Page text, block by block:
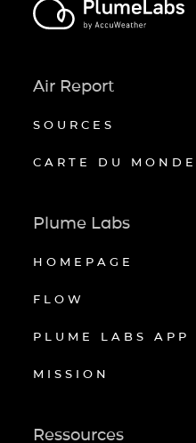
Air Report
SOURCES
CARTE DU MONDE
Plume Labs
HOMEPAGE
FLOW
PLUME LABS APP
MISSION
Ressources